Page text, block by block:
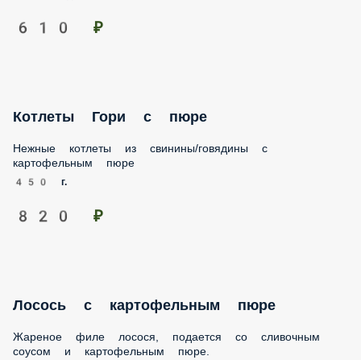
610 ₽
Котлеты Гори с пюре
Нежные котлеты из свинины/говядины с картофельным
пюре
450 г.
820 ₽
Лосось с картофельным пюре
Жареное филе лосося, подается со сливочным соусом и
картофельным пюре.